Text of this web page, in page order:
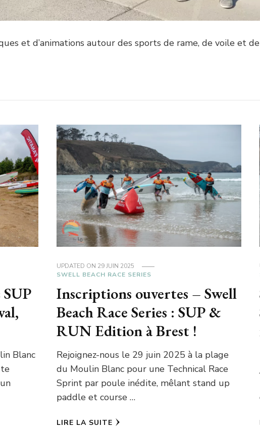
et d’animations autour des sports de rame, de voile et
SUP
Blanc
UPDATED ON 29 JUIN 2025
SWELL BEACH RACE SERIES
Inscriptions ouvertes – Swell
Beach Race Series : SUP &
RUN Edition à Brest !
Rejoignez-nous le 29 juin 2025 à la plage
du Moulin Blanc pour une Technical Race
Sprint par poule inédite, mêlant stand up
paddle et course …
LIRE LA SUITE